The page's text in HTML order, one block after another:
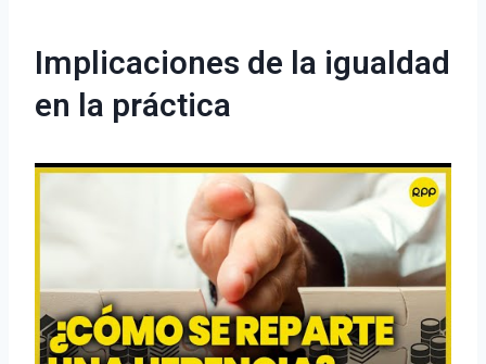
Implicaciones de la igualdad
en la práctica